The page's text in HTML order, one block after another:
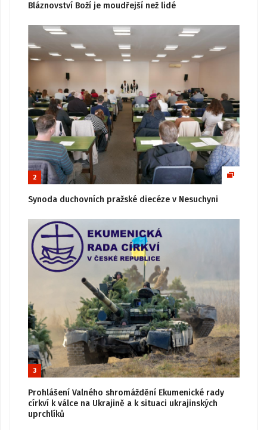
Bláznovství Boží je moudřejší než lidé
2
Synoda duchovních pražské diecéze v Nesuchyni
3
Prohlášení Valného shromáždění Ekumenické rady
církví k válce na Ukrajině a k situaci ukrajinských
uprchlíků